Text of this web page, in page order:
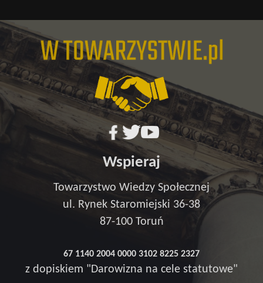
Wspieraj
Towarzystwo Wiedzy Społecznej
ul. Rynek Staromiejski 36-38
87-100 Toruń
67 1140 2004 0000 3102 8225 2327
z dopiskiem "Darowizna na cele statutowe"